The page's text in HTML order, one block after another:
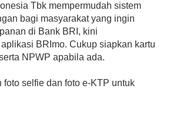
Tbk mempermudah sistem
bagi masyarakat yang ingin
di Bank BRI, kini
BRImo. Cukup siapkan kartu
NPWP apabila ada.
selfie dan foto e-KTP untuk